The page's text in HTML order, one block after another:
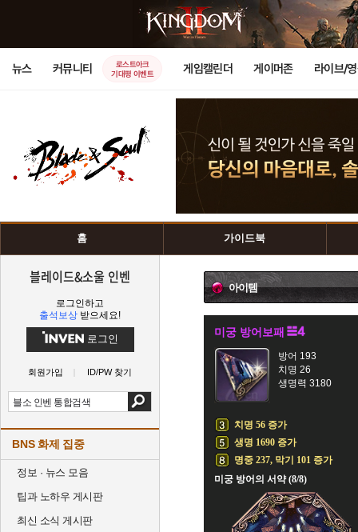
뉴스 커뮤니티
로스트아크
기대평 이벤트
게임캘린더 게이머존 라이브/
홈 가이드북
블레이드&소울 인벤
로그인하고
출석보상 받으세요!
로그인
회원가입 ID/PW 찾기
BNS 화제 집중
정보 · 뉴스 모음
팁과 노하우 게시판
최신 소식 게시판
아이템
미궁 방어보패
방어 193
치명 26
생명력 3180
치명 56 증가
생명 1690 증가
명중 237, 막기 101 증가
미궁 방어의 서약 (8/8)